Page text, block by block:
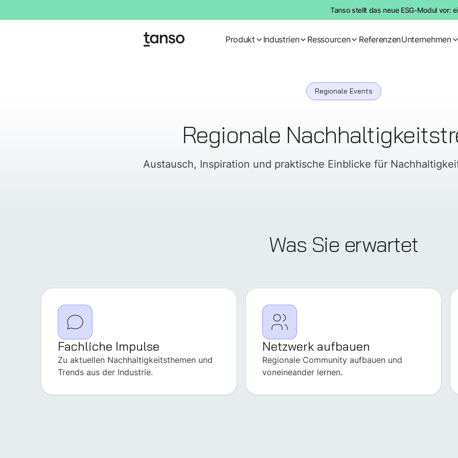
Tanso stellt das neue ESG-Modul vor:
Produkt Industrien Ressourcen ReferenzenUnternehmen
Regionale Events
Regionale
Austausch, Inspiration und praktische Einblicke für
Was Sie erwartet
Fachliche Impulse
Zu aktuellen Nachhaltigkeitsthemen und
Trends aus der Industrie.
Netzwerk aufbauen
Regionale Community aufbauen und
voneineander lernen.